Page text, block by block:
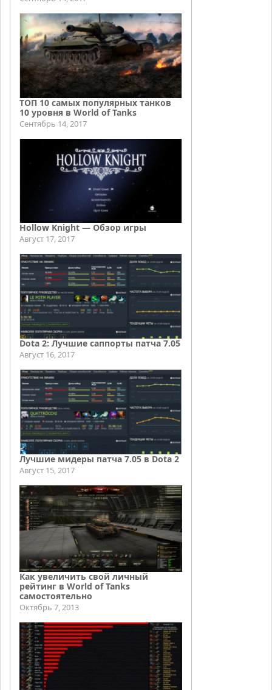
ТОП 10 самых популярных танков
10 уровня в World of Tanks
Сентябрь 14, 2017
Hollow Knight — Обзор игры
Август 17, 2017
Dota 2: Лучшие саппорты патча 7.05
Август 16, 2017
Лучшие мидеры патча 7.05 в Dota 2
Август 15, 2017
Как увеличить свой личный
рейтинг в World of Tanks
самостоятельно
Октябрь 7, 2013